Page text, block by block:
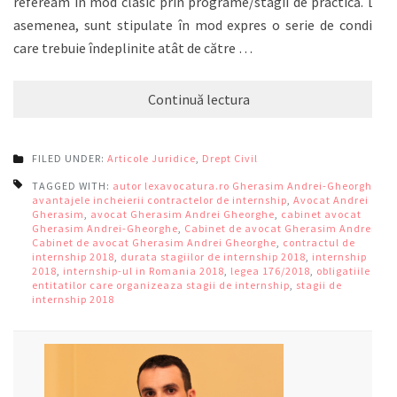
asemenea, sunt stipulate în mod expres o serie de condiții
care trebuie îndeplinite atât de către …
Continuă lectura
FILED UNDER: Articole Juridice, Drept Civil
TAGGED WITH: autor lexavocatura.ro Gherasim Andrei-Gheorghe
avantajele incheierii contractelor de internship, Avocat Andrei
Gherasim, avocat Gherasim Andrei Gheorghe, cabinet avocat
Gherasim Andrei-Gheorghe, Cabinet de avocat Gherasim Andrei
Cabinet de avocat Gherasim Andrei Gheorghe, contractul de
internship 2018, durata stagiilor de internship 2018, internship
2018, internship-ul in Romania 2018, legea 176/2018, obligatiile
entitatilor care organizeaza stagii de internship, stagii de
internship 2018